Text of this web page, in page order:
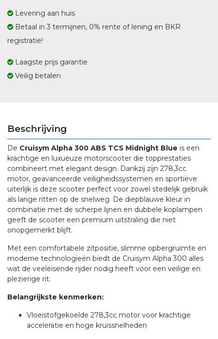
Levering aan huis
Betaal in 3 termijnen, 0% rente of lening en BKR
registratie!
Laagste prijs garantie
Veilig betalen
Beschrijving
De Cruisym Alpha 300 ABS TCS Midnight Blue is een
krachtige en luxueuze motorscooter die topprestaties
combineert met elegant design. Dankzij zijn 278,3cc
motor, geavanceerde veiligheidssystemen en sportieve
uiterlijk is deze scooter perfect voor zowel stedelijk gebruik
als lange ritten op de snelweg. De diepblauwe kleur in
combinatie met de scherpe lijnen en dubbele koplampen
geeft de scooter een premium uitstraling die niet
onopgemerkt blijft.
Met een comfortabele zitpositie, slimme opbergruimte en
moderne technologieën biedt de Cruisym Alpha 300 alles
wat de veeleisende rijder nodig heeft voor een veilige en
plezierige rit.
Belangrijkste kenmerken:
Vloeistofgekoelde 278,3cc motor voor krachtige
acceleratie en hoge kruissnelheden